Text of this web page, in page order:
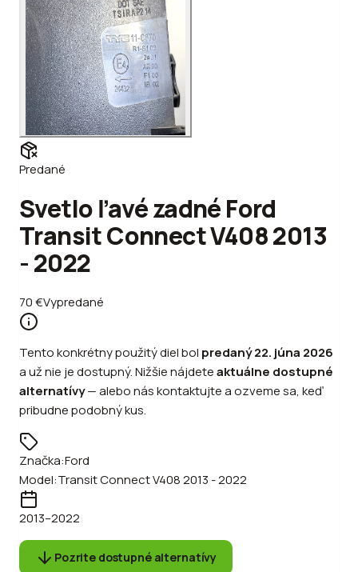
Predané
Svetlo ľavé zadné Ford
Transit Connect V408 2013
- 2022
70€Vypredané
Tento konkrétny použitý diel bol predaný22. júna 2026
a už nie je dostupný. Nižšie nájdeteaktuálne dostupné
alternatívy—alebonás kontaktujte a ozveme sa, keď
pribudne podobný kus.
Značka:Ford
Model:Transit Connect V408 2013 - 2022
2013–2022
Pozrite dostupné alternatívy